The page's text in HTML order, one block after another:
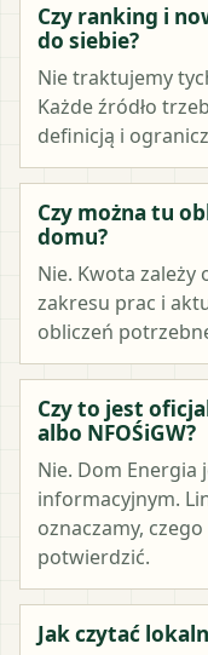
Czy ranking i
do siebie?
Nie traktujemy
Każde źródło
definicją i
Czy można tu
domu?
Nie. Kwota zależy
zakresu prac i
obliczeń
Czy to jest
albo NFOŚiGW?
Nie. Dom
informacyjnym.
oznaczamy,
potwierdzić.
Jak czytać